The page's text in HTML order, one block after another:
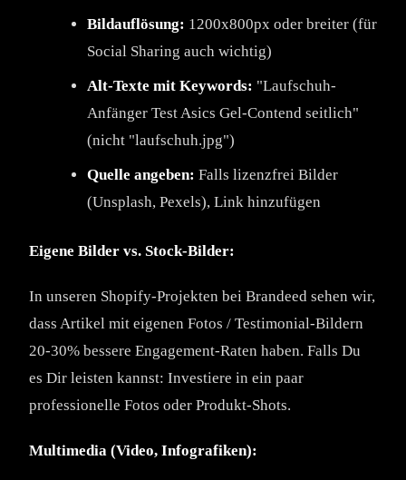
Bildauflösung: 1200x800px oder breiter (für
Social Sharing auch wichtig)
Alt-Texte mit Keywords: "Laufschuh-
Anfänger Test Asics Gel-Contend seitlich"
(nicht "laufschuh.jpg")
Quelle angeben: Falls lizenzfrei Bilder
(Unsplash, Pexels), Link hinzufügen
Eigene Bilder vs. Stock-Bilder:
In unseren Shopify-Projekten bei Brandeed sehen wir,
dass Artikel mit eigenen Fotos / Testimonial-Bildern
20-30% bessere Engagement-Raten haben. Falls Du
es Dir leisten kannst: Investiere in ein paar
professionelle Fotos oder Produkt-Shots.
Multimedia (Video, Infografiken):